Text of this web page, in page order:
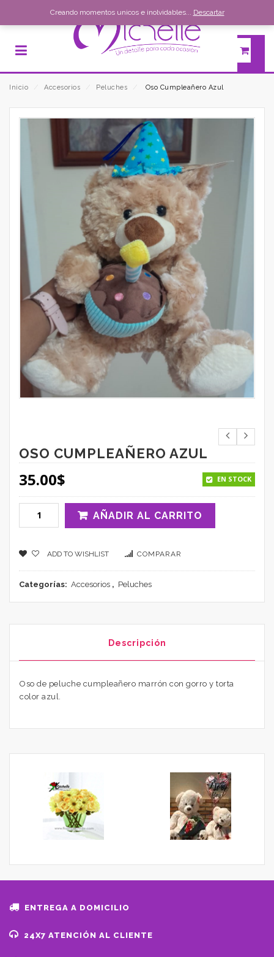
Inicio Accesorios Peluches Oso Cumpleañero Azul
OSO CUMPLEAÑERO AZUL
35.00$ EN STOCK
AÑADIR AL CARRITO
ADD TO WISHLIST COMPARAR
Categorías: Accesorios , Peluches
Descripción
Oso de peluche cumpleañero marrón con gorro y torta
color azul.
ENTREGA A DOMICILIO
24X7 ATENCIÓN AL CLIENTE
Creando momentos unicos e inolvidables... Descartar